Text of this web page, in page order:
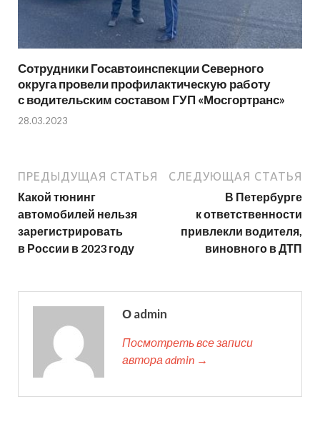
Сотрудники Госавтоинспекции Северного
округа провели профилактическую работу
с водительским составом ГУП «Мосгортранс»
28.03.2023
ПРЕДЫДУЩАЯ СТАТЬЯ
Какой тюнинг
автомобилей нельзя
зарегистрировать
в России в 2023 году
СЛЕДУЮЩАЯ СТАТЬЯ
В Петербурге
к ответственности
привлекли водителя,
виновного в ДТП
О admin
Посмотреть все записи
автора admin →